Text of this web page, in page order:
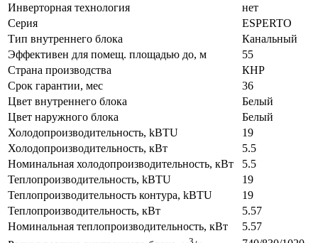
Инверторная технология
нет
Серия
ESPERTO
Тип внутреннего блока
Канальный
Эффективен для помещ. площадью до, м
55
Страна производства
КНР
Срок гарантии, мес
36
Цвет внутреннего блока
Белый
Цвет наружного блока
Белый
Холодопроизводительность, kBTU
19
Холодопроизводительность, кВт
5.5
Номинальная холодопроизводительность, кВт
5.5
Теплопроизводительность, kBTU
19
Теплопроизводительность контура, kBTU
19
Теплопроизводительность, кВт
5.57
Номинальная теплопроизводительность, кВт
5.57